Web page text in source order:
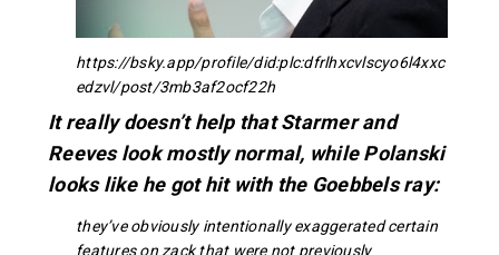
https://bsky.app/profile/did:plc:dfrlhxcvlscyo6l4xxc
edzvl/post/3mb3af2ocf22h
It really doesn’t help that Starmer and
Reeves look mostly normal, while Polanski
looks like he got hit with the Goebbels ray:
they’ve obviously intentionally exaggerated certain
features on zack that were not previously